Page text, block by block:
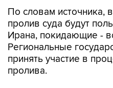
Ирана, покидающие -
Региональные
принять участие в
пролива.
Источник добавил,